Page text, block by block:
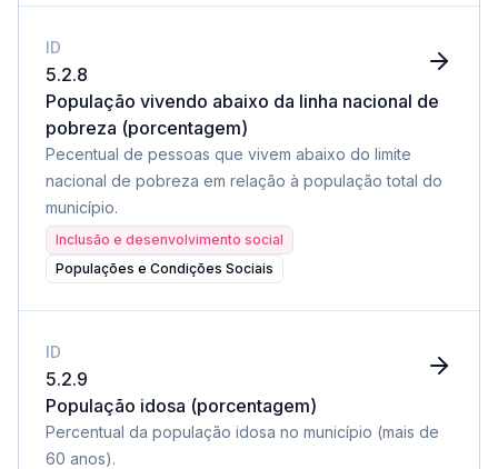
ID
5.2.8
População vivendo abaixo da linha nacional de
pobreza (porcentagem)
Pecentual de pessoas que vivem abaixo do limite
nacional de pobreza em relação à população total do
município.
Inclusão e desenvolvimento social
Populações e Condições Sociais
ID
5.2.9
População idosa (porcentagem)
Percentual da população idosa no município (mais de
60 anos).